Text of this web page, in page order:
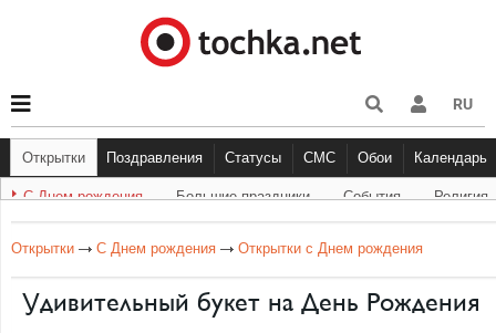
RU
Открытки Поздравления
С Днем рождения Большие праздники Cобытия
Статусы
Другое Прикольные Грустные
СМС
С Днём Рождения
Обои
Музыка
Календарь
С Днем рождения Большие праздники События Религия
Открытки С Днем рождения Открытки с Днем рождения
Удивительный букет на День Рождения